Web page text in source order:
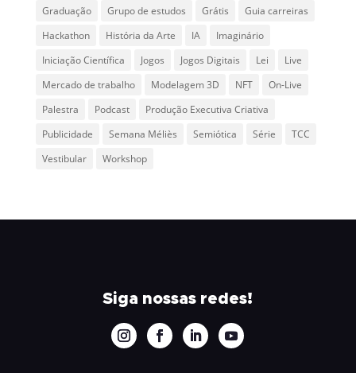
Graduação
Grupo de estudos Grátis
Guia carreiras
Hackathon
História da Arte IA
Imaginário
Iniciação Científica
Jogos Jogos Digitais Lei
Live
Mercado de trabalho
Modelagem 3D NFT
On-Live
Palestra
Podcast
Produção Executiva Criativa
Publicidade
Semana Méliès Semiótica Série
TCC
Vestibular
Workshop
Siga nossas redes!